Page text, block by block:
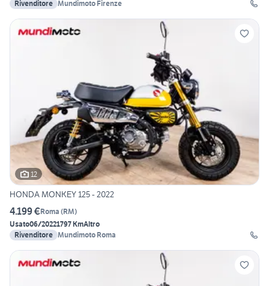
Rivenditore Mundimoto Firenze
12
HONDA MONKEY 125 - 2022
4.199 €Roma (RM)
Usato06/20221797 KmAltro
Rivenditore Mundimoto Roma